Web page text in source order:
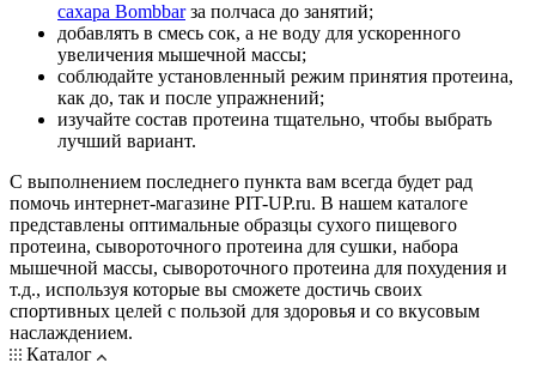
сахара Bombbarза полчаса до занятий;
добавлять в смесь сок, а не воду для ускоренного
увеличения мышечной массы;
соблюдайте установленный режим принятия протеина,
как до, так и после упражнений;
изучайте состав протеина тщательно, чтобы выбрать
лучший вариант.
С выполнением последнего пункта вам всегда будет рад
помочь интернет-магазине PIT-UP.ru. В нашем каталоге
представлены оптимальные образцы сухого пищевого
протеина, сывороточного протеина для сушки, набора
мышечной массы, сывороточного протеина для похудения и
т.д., используя которые вы сможете достичь своих
спортивных целей с пользой для здоровья и со вкусовым
наслаждением.
Каталог